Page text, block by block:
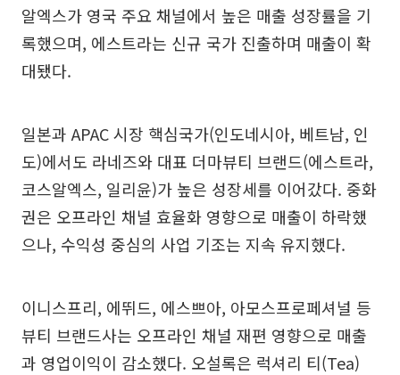
알엑스가 영국 주요 채널에서 높은 매출 성장률을 기
록했으며, 에스트라는 신규 국가 진출하며 매출이 확
대됐다.
일본과 APAC 시장 핵심국가(인도네시아, 베트남, 인
도)에서도 라네즈와 대표 더마뷰티 브랜드(에스트라,
코스알엑스, 일리윤)가 높은 성장세를 이어갔다. 중화
권은 오프라인 채널 효율화 영향으로 매출이 하락했
으나, 수익성 중심의 사업 기조는 지속 유지했다.
이니스프리, 에뛰드, 에스쁘아, 아모스프로페셔널 등
뷰티 브랜드사는 오프라인 채널 재편 영향으로 매출
과 영업이익이 감소했다. 오설록은 럭셔리 티(Tea)